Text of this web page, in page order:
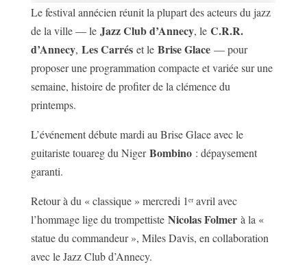
Le festival annécien réunit la plupart des acteurs du jazz
de la ville — le Jazz Club d’Annecy, le C.R.R.
d’Annecy, Les Carréset le Brise Glace— pour
proposer une programmation compacte et variée sur une
semaine, histoire de profiter de la clémence du
printemps.
L’événement débute mardi au Brise Glace avec le
guitariste touareg du NigerBombino: dépaysement
garanti.
Retour à du « classique » mercredi 1ᵉʳ avril avec
l’hommage lige du trompettiste Nicolas Folmerà la «
statue du commandeur », Miles Davis, en collaboration
avec le Jazz Club d’Annecy.